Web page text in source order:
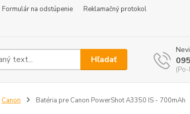
Formulár na odstúpenie
Reklamačný protokol
Hľadať
Canon Batéria pre Canon PowerShot A3350 IS - 700mAh